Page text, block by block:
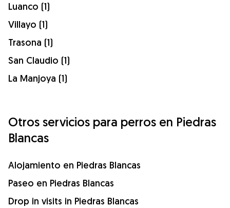
Luanco (1)
Villayo (1)
Trasona (1)
San Claudio (1)
La Manjoya (1)
Otros servicios para perros en Piedras
Blancas
Alojamiento en Piedras Blancas
Paseo en Piedras Blancas
Drop in visits in Piedras Blancas